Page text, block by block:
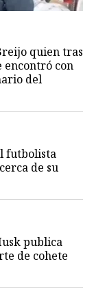
quien tras
encontró con
del
futbolista
de su
publica
de cohete